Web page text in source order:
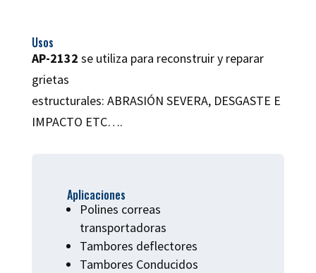
Usos
AP-2132 se utiliza para reconstruir y reparar
grietas
estructurales: ABRASIÓN SEVERA, DESGASTE E
IMPACTO ETC….
Aplicaciones
Polines correas
transportadoras
Tambores deflectores
Tambores Conducidos